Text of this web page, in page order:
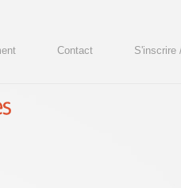
Contact S'inscrire